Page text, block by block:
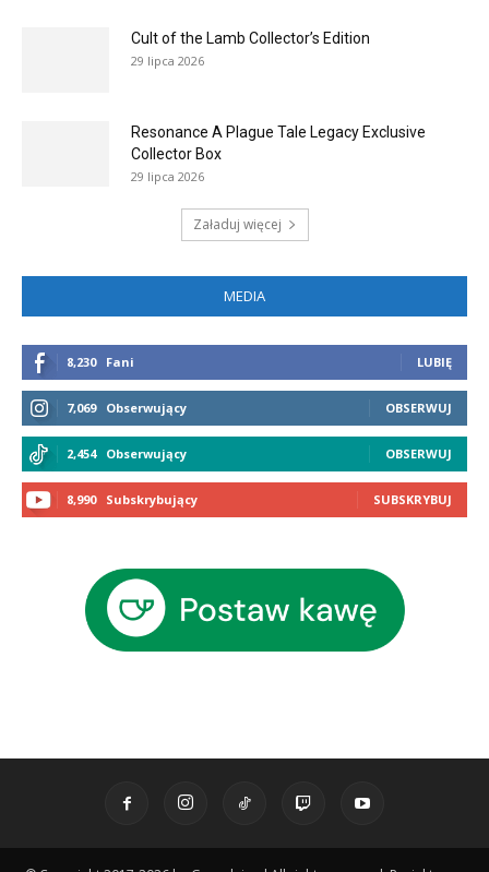
Cult of the Lamb Collector’s Edition
29 lipca 2026
Resonance A Plague Tale Legacy Exclusive
Collector Box
29 lipca 2026
Załaduj więcej
MEDIA
8,230 Fani LUBIĘ
7,069 Obserwujący OBSERWUJ
2,454 Obserwujący OBSERWUJ
8,990 Subskrybujący SUBSKRYBUJ